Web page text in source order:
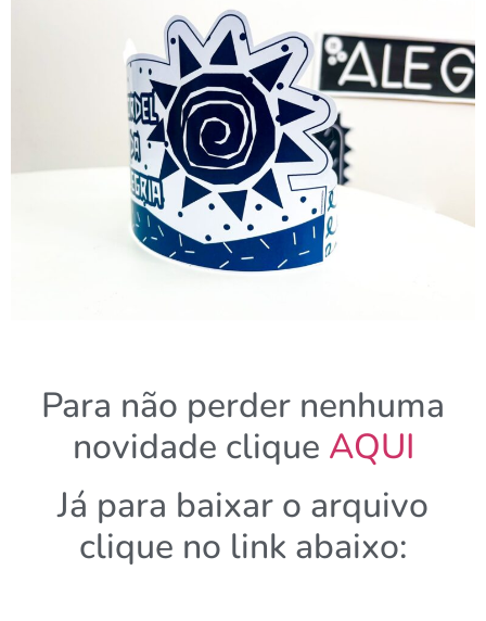
Para não perder nenhuma
novidade clique AQUI
Já para baixar o arquivo
clique no link abaixo: